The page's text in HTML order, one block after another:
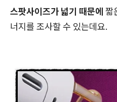
스팟사이즈가 넓기 때문에 짧
너지를 조사할 수 있는데요.